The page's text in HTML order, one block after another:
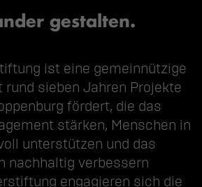
gestalten.
ist eine gemeinnützige
sieben Jahren Projekte
fördert, die das
stärken, Menschen in
unterstützen und das
nachhaltig verbessern
engagieren sich die